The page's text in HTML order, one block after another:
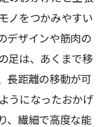
ノをつかみやすい
デザインや筋肉の
足は、あくまで移
長距離の移動が可
うになったおかげ
、繊細で高度な能